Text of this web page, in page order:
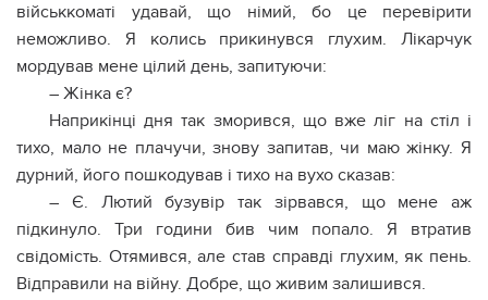
військкоматі удавай, що німий, бо це перевірити
неможливо. Я колись прикинувся глухим. Лікарчук
мордував мене цілий день, запитуючи:
– Жінка є?
Наприкінці дня так зморився, що вже ліг на стіл і
тихо, мало не плачучи, знову запитав, чи маю жінку. Я
дурний, його пошкодував і тихо на вухо сказав:
– Є. Лютий бузувір так зірвався, що мене аж
підкинуло. Три години бив чим попало. Я втратив
свідомість. Отямився, але став справді глухим, як пень.
Відправили на війну. Добре, що живим залишився.